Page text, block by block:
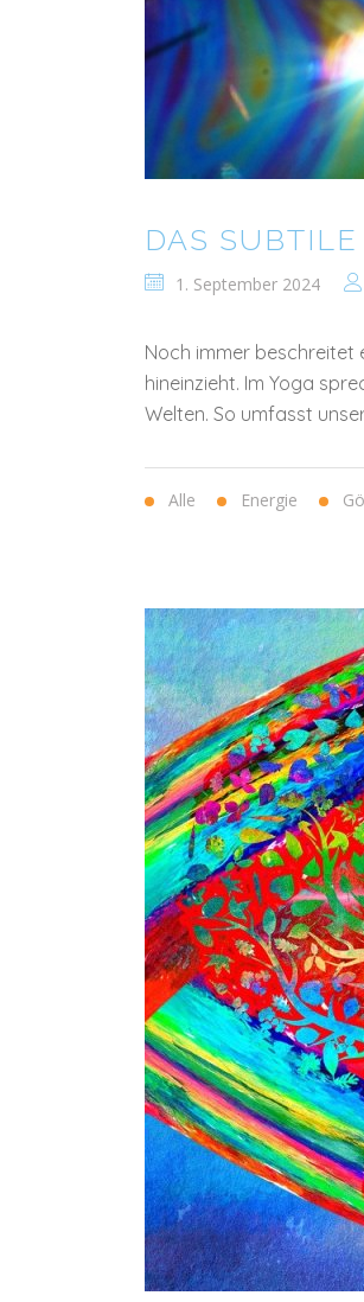
DAS
1. September 2024
Noch immer beschreitet
hineinzieht. Im Yoga
Welten. So umfasst
Alle Energie